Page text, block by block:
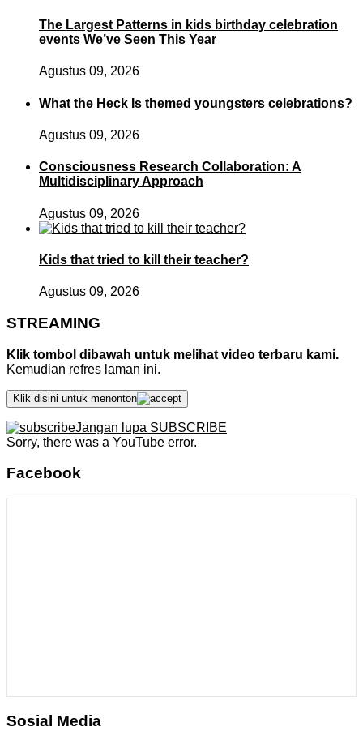
The Largest Patterns in kids birthday celebration
events We’ve Seen This Year
Agustus 09, 2026
What the Heck Is themed youngsters celebrations?
Agustus 09, 2026
Consciousness Research Collaboration: A
Multidisciplinary Approach
Agustus 09, 2026
Kids that tried to kill their teacher?
Agustus 09, 2026
STREAMING
Klik tombol dibawah untuk melihat video terbaru kami.
Kemudian refres laman ini.
Klik disini untuk menonton
Jangan lupa SUBSCRIBE
Sorry, there was a YouTube error.
Facebook
Sosial Media